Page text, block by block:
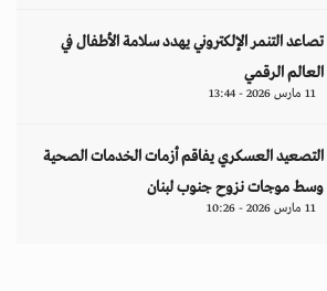
تصاعد التنمر الإلكتروني يهدد سلامة الأطفال في
العالم الرقمي
11 مارس 2026 - 13:44
التصعيد العسكري يفاقم أزمات الخدمات الصحية
وسط موجات نزوح جنوب لبنان
11 مارس 2026 - 10:26